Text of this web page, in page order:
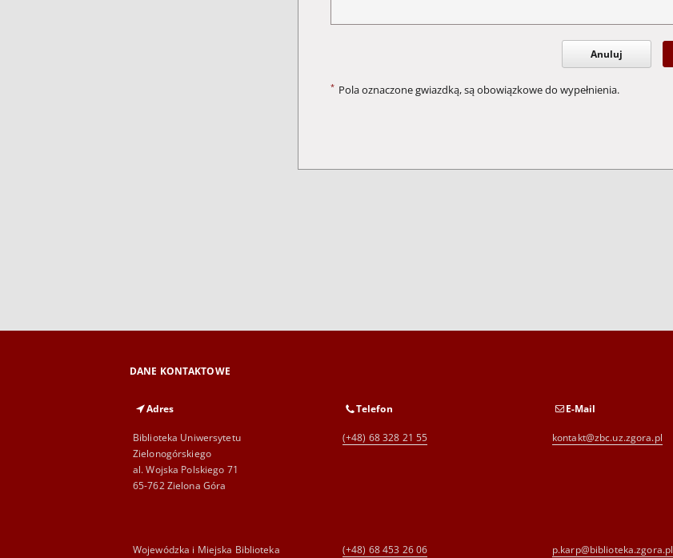
Anuluj
* Pola oznaczone gwiazdką, są obowiązkowe do wypełnienia.
DANE KONTAKTOWE
Adres
Biblioteka Uniwersytetu
Zielonogórskiego
al. Wojska Polskiego 71
65-762 Zielona Góra
Telefon
(+48) 68 328 21 55
E-Mail
kontakt@zbc.uz.zgora.pl
Wojewódzka i Miejska Biblioteka
(+48) 68 453 26 06 p.karp@biblioteka.zgora.pl